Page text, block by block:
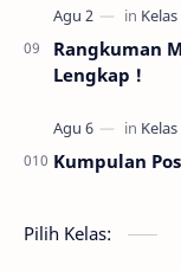
Rangkuman
Lengkap !
Kumpulan
Pilih Kelas: